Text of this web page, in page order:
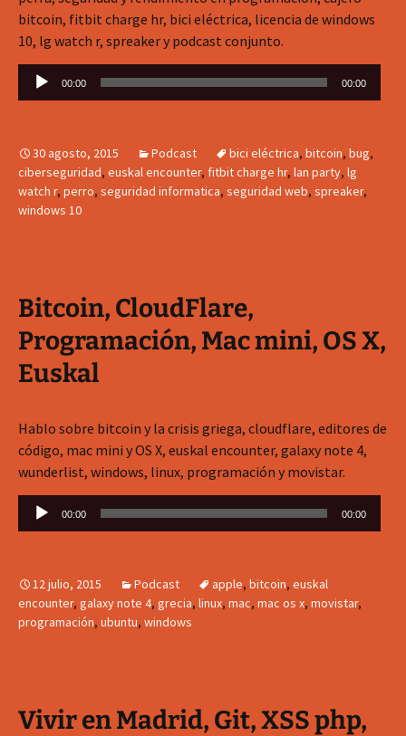
bitcoin, fitbit charge hr, bici eléctrica, licencia de windows
10, lg watch r, spreaker y podcast conjunto.
Reproductor
de
00:00 00:00
30 agosto, 2015 Podcast bici eléctrica, bitcoin, bug,
ciberseguridad, euskal encounter, fitbit charge hr, lan party, lg
watch r, perro, seguridad informatica, seguridad web, spreaker,
windows 10
Bitcoin, CloudFlare,
Programación, Mac mini, OS X,
Euskal
Hablo sobre bitcoin y la crisis griega, cloudflare, editores de
código, mac mini y OS X, euskal encounter, galaxy note 4,
wunderlist, windows, linux, programación y movistar.
Reproductor
de
00:00 00:00
12 julio, 2015 Podcast apple, bitcoin, euskal
encounter, galaxy note 4, grecia, linux, mac, mac os x, movistar,
programación, ubuntu, windows
Vivir en Madrid, Git, XSS php,